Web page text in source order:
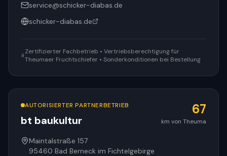
service@schicker-diabas.de
schicker-diabas.de
Zertifizierter Fachbetrieb • Vertriebsberechtigung für
Theumaer Fruchtschiefer • Sonderkonditionen bei Bestellung
AUTORISIERTER PARTNERBETRIEB
bt baukultur
67
km von Theuma
Maintalstraße 157
95460 Bad Berneck im Fichtelgebirge